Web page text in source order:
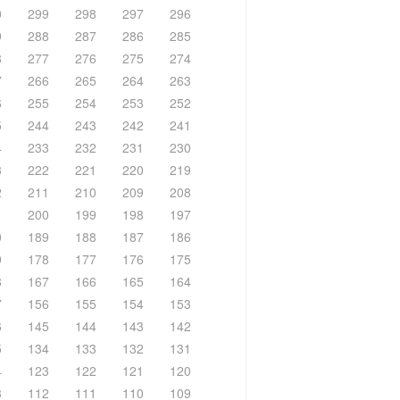
299 298 297
296
288 287 286
285
277 276 275
274
266 265 264
263
255 254 253
252
244 243 242
241
233 232 231
230
222 221 220
219
211 210 209
208
200 199 198
197
189 188 187
186
178 177 176
175
167 166 165
164
156 155 154
153
145 144 143
142
134 133 132
131
123 122 121
120
112 111 110 109